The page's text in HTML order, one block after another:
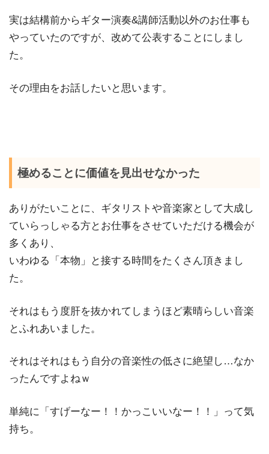
実は結構前からギター演奏&講師活動以外のお仕事も
やっていたのですが、改めて公表することにしまし
た。
その理由をお話したいと思います。
極めることに価値を見出せなかった
ありがたいことに、ギタリストや音楽家として大成し
ていらっしゃる方とお仕事をさせていただける機会が
多くあり、
いわゆる「本物」と接する時間をたくさん頂きまし
た。
それはもう度肝を抜かれてしまうほど素晴らしい音楽
とふれあいました。
それはそれはもう自分の音楽性の低さに絶望し…なか
ったんですよねｗ
単純に「すげーなー！！かっこいいなー！！」って気
持ち。